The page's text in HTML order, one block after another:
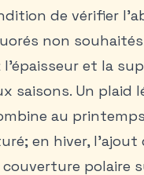
de vérifier
non
et la
saisons. Un plaid
au
en hiver, l’ajout
couverture polaire